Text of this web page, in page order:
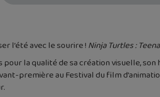
l’été avec le sourire !Ninja Turtles :
la qualité de sa création visuelle,
première au Festival du film